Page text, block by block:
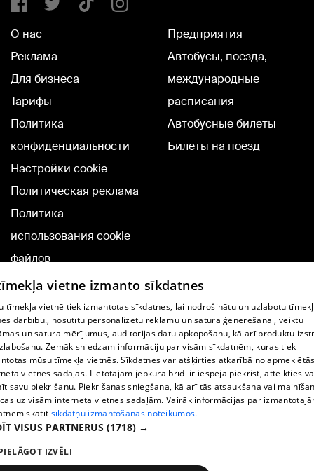
О нас
Реклама
Для бизнеса
Тарифы
Политика
конфиденциальности
Настройки cookie
Политическая реклама
Политика
использования cookie
файлов
Добавление
комментариев
Предприятия
Автобусы, поезда,
международные
расписания
Автобусные билеты
Билеты на поезд
TВ-программа
Условия договора
360 Ziņu kontakti
Helio Media
Служба помощи портала: э-почта -
vietne izmanto sīkdatnes
tīmekļa vietnē tiek izmantotas sīkdatnes, lai nodrošinātu un uzlabotu
darbību., nosūtītu personalizētu reklāmu un satura ģenerēšanai, veiktu
un satura mērījumus, auditorijas datu apkopošanu, kā arī produktu
Zemāk sniedzam informāciju par visām sīkdatnēm, kuras tiek
mūsu tīmekļa vietnēs. Sīkdatnes var atšķirties atkarībā no
vietnes sadaļas. Lietotājam jebkurā brīdī ir iespēja piekrist, atteikties
savu piekrišanu. Piekrišanas sniegšana, kā arī tās atsaukšana vai
uz visām interneta vietnes sadaļām. Vairāk informācijas par
skatīt sīkdatņu izmantošanas noteikumos.
VISUS PARTNERUS (1718) →
IZVĒLI